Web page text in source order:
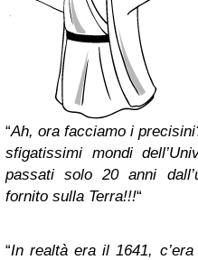
“Ah, ora facciamo i
sfigatissimi mondi
passati solo 20 anni
fornito sulla Terra!!!“
“In realtà era il 1641,